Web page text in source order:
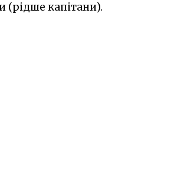
(рідше капітани).